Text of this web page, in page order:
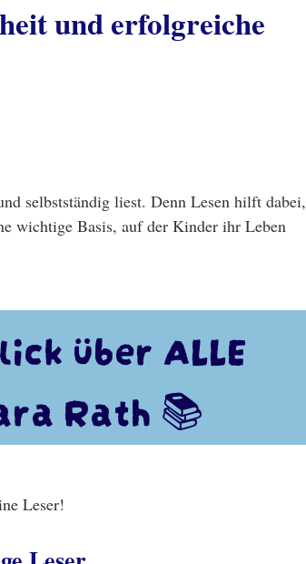
und erfolgreiche
selbstständig liest. Denn Lesen hilft dabei,
wichtige Basis, auf der Kinder ihr Leben
über ALLE
Rath 📚
Leser!